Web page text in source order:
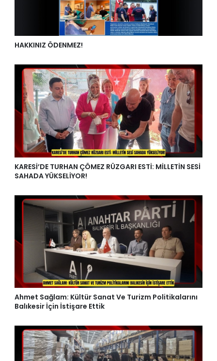
HAKKINIZ ÖDENMEZ!
KARESİ’DE TURHAN ÇÖMEZ RÜZGARI ESTİ: MİLLETİN SESİ
SAHADA YÜKSELİYOR!
Ahmet Sağlam: Kültür Sanat Ve Turizm Politikalarını
Balıkesir İçin İstişare Ettik